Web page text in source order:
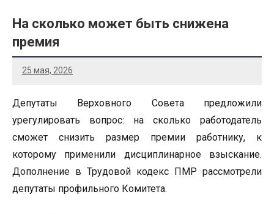
На сколько может быть снижена
премия
25 мая, 2026
Депутаты Верховного Совета предложили
урегулировать вопрос: на сколько работодатель
сможет снизить размер премии работнику, к
которому применили дисциплинарное взыскание.
Дополнение в Трудовой кодекс ПМР рассмотрели
депутаты профильного Комитета.